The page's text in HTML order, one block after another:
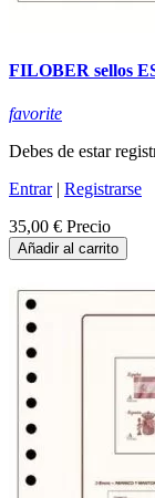
FILOBER sellos
favorite
Debes de estar
Entrar| Registrarse
35,00 € Precio
Añadir al carrito